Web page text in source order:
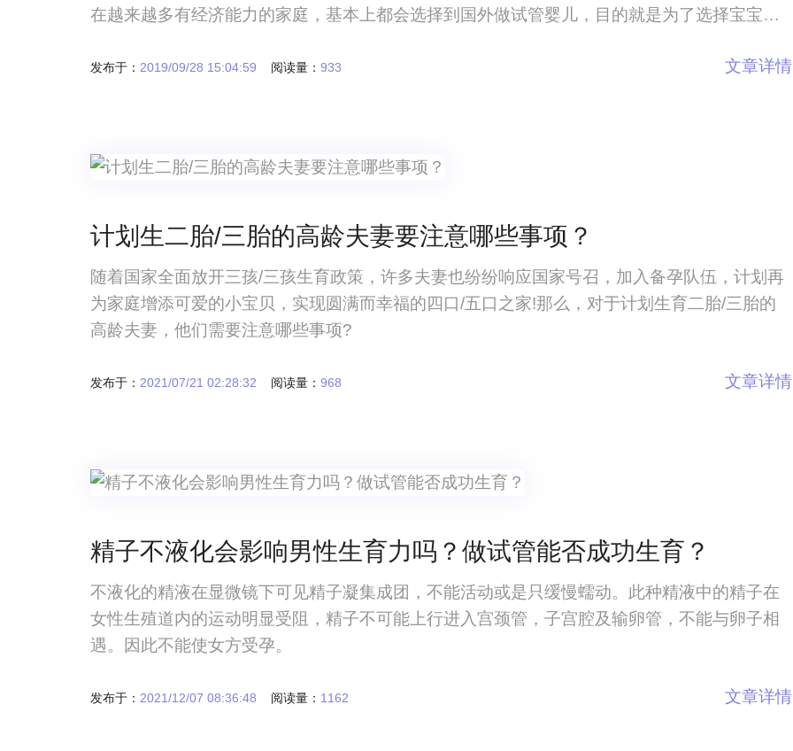
在越来越多有经济能力的家庭，基本上都会选择到国外做试管婴儿，目的就是为了选择宝宝性
管婴儿流程。鼓楼医院试管婴儿流程是什么？怎样做试管婴儿？试管婴儿这项技术
发布于： 2019/09/28 15:04:59 阅读量： 933 文章详情
计划生二胎/三胎的高龄夫妻要注意哪些事项？
随着国家全面放开三孩/三孩生育政策，许多夫妻也纷纷响应国家号召，加入备孕队伍，计划再
为家庭增添可爱的小宝贝，实现圆满而幸福的四口/五口之家!那么，对于计划生育二胎/三胎的
高龄夫妻，他们需要注意哪些事项?
发布于： 2021/07/21 02:28:32 阅读量： 968 文章详情
精子不液化会影响男性生育力吗？做试管能否成功生育？
不液化的精液在显微镜下可见精子凝集成团，不能活动或是只缓慢蠕动。此种精液中的精子在
女性生殖道内的运动明显受阻，精子不可能上行进入宫颈管，子宫腔及输卵管，不能与卵子相
遇。因此不能使女方受孕。
发布于： 2021/12/07 08:36:48 阅读量： 1162 文章详情